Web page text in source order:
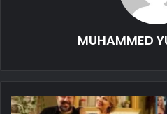
MUHAMMED